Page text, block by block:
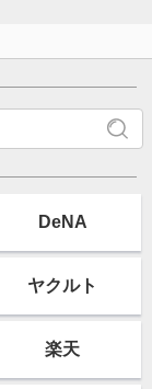
DeNA
ヤクルト
楽天